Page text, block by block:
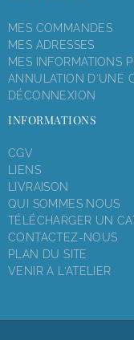
MES COMMANDES
MES ADRESSES
MES INFORMATIONS
ANNULATION D'UNE
DÉCONNEXION
INFORMATIONS
CGV
LIENS
LIVRAISON
QUI SOMMES NOUS
TÉLÉCHARGER UN
CONTACTEZ-NOUS
PLAN DU SITE
VENIR A L'ATELIER